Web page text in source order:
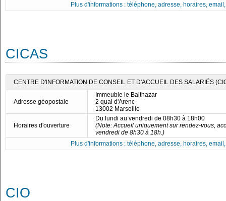
Plus d'informations : téléphone, adresse, horaires,
CICAS
CENTRE D'INFORMATION DE CONSEIL ET D'ACCUEIL DES SALARIÉS
Adresse géopostale
Immeuble le Balthazar
2 quai d'Arenc
13002 Marseille
Horaires d'ouverture
Du lundi au vendredi de 08h30 à 18h00
(Note: Accueil uniquement sur rendez-vous,
vendredi de 8h30 à 18h.)
Plus d'informations : téléphone, adresse, horaires,
CIO